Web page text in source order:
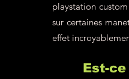
playstation
sur certaines
effet
Est-